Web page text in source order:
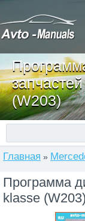
(W203)
Главная »
Программа
klasse (W203)